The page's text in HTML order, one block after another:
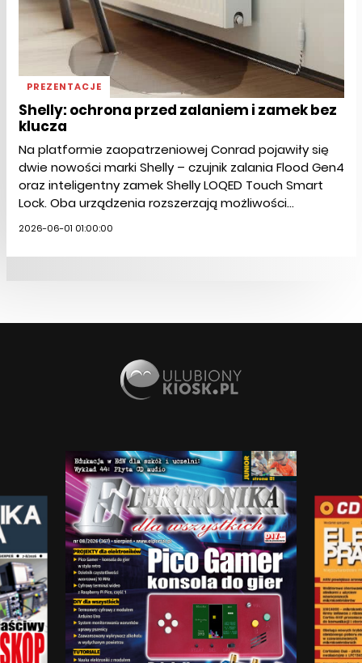
PREZENTACJE
Shelly: ochrona przed zalaniem i zamek bez
klucza
Na platformie zaopatrzeniowej Conrad pojawiły się
dwie nowości marki Shelly – czujnik zalania Flood Gen4
oraz inteligentny zamek Shelly LOQED Touch Smart
Lock. Oba urządzenia rozszerzają możliwości...
2026-06-01 01:00:00